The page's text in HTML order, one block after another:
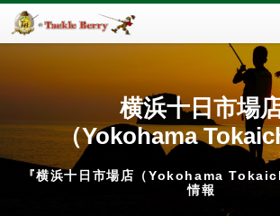
横浜十日市場
（Yokohama
『横浜十日市場店（Yokohama
情報